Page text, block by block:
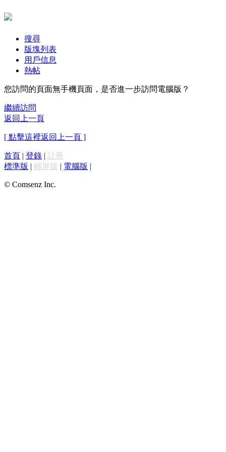
搜尋
版塊列表
用戶信息
熱帖
您訪問的頁面無手機頁面，是否進一步訪問電腦版？
繼續訪問
返回上一頁
[ 點擊這裡返回上一頁 ]
首頁 | 登錄 | 註冊
標準版 | 觸屏版 | 電腦版 |
© Comsenz Inc.